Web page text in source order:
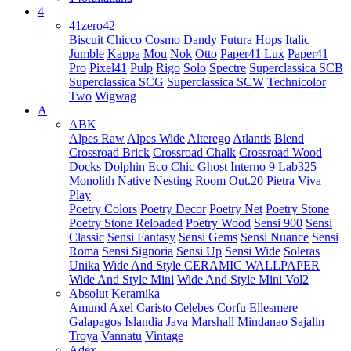
4
41zero42
Biscuit Chicco Cosmo Dandy Futura Hops Italic
Jumble Kappa Mou Nok Otto Paper41 Lux Paper41
Pro Pixel41 Pulp Rigo Solo Spectre Superclassica SCB
Superclassica SCG Superclassica SCW Technicolor
Two Wigwag
A
ABK
Alpes Raw Alpes Wide Alterego Atlantis Blend
Crossroad Brick Crossroad Chalk Crossroad Wood
Docks Dolphin Eco Chic Ghost Interno 9 Lab325
Monolith Native Nesting Room Out.20 Pietra Viva
Play
Poetry Colors Poetry Decor Poetry Net Poetry Stone
Poetry Stone Reloaded Poetry Wood Sensi 900 Sensi
Classic Sensi Fantasy Sensi Gems Sensi Nuance Sensi
Roma Sensi Signoria Sensi Up Sensi Wide Soleras
Unika Wide And Style CERAMIC WALLPAPER
Wide And Style Mini Wide And Style Mini Vol2
Absolut Keramika
Amund Axel Caristo Celebes Corfu Ellesmere
Galapagos Islandia Java Marshall Mindanao Sajalin
Troya Vannatu Vintage